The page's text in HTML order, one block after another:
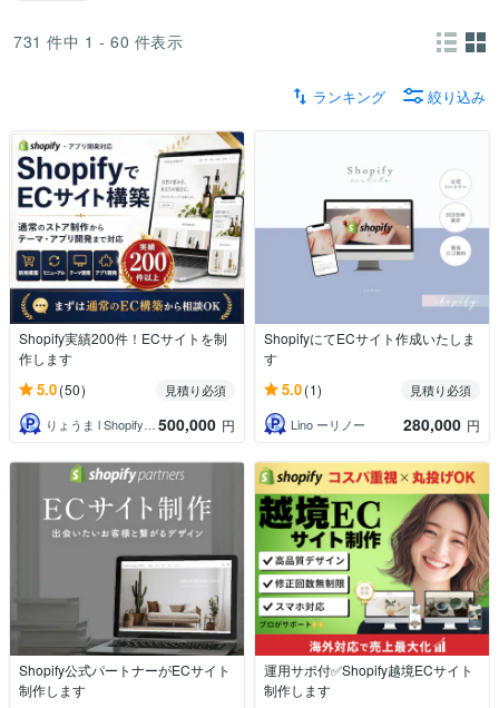
731 件中 1 - 60 件表示
ランキング 絞り込み
Shopify実績200件！ECサイトを制
作します
5.0(50)
見積り必須
りょうま l Shopifyエンジニア 500,000 円
ShopifyにてECサイト作成いたしま
す
5.0(1)
見積り必須
Lino ーリノー
280,000 円
Shopify公式パートナーがECサイト
制作します
運用サポ付✅Shopify越境ECサイト
制作します